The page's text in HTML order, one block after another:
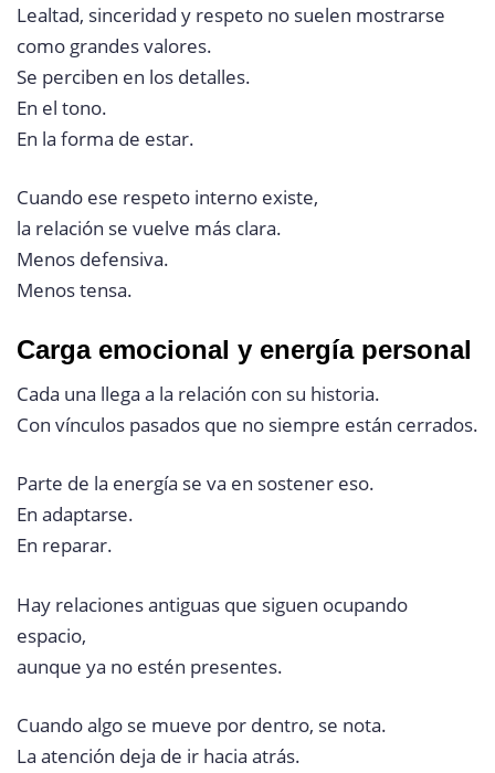
Lealtad, sinceridad y respeto no suelen mostrarse
como grandes valores.
Se perciben en los detalles.
En el tono.
En la forma de estar.
Cuando ese respeto interno existe,
la relación se vuelve más clara.
Menos defensiva.
Menos tensa.
Carga emocional y energía personal
Cada una llega a la relación con su historia.
Con vínculos pasados que no siempre están cerrados.
Parte de la energía se va en sostener eso.
En adaptarse.
En reparar.
Hay relaciones antiguas que siguen ocupando
espacio,
aunque ya no estén presentes.
Cuando algo se mueve por dentro, se nota.
La atención deja de ir hacia atrás.